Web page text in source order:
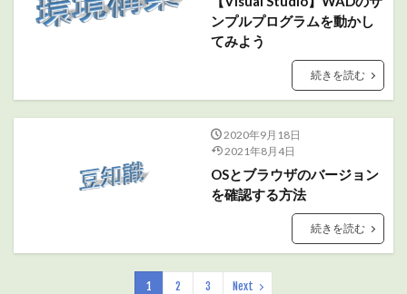
ンプルプログラムを動かし
てみよう
続きを読む
2020年9月18日
2021年8月4日
OSとブラウザのバージョン
を確認する方法
続きを読む
1 2 3 Next